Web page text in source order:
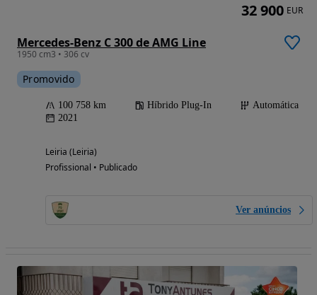
Mercedes-Benz C 300 de AMG Line
1950 cm3 • 306 cv
Promovido
100 758 km Híbrido Plug-In
Automática
2021
Leiria (Leiria)
Profissional • Publicado
Ver anúncios
32 900 EUR